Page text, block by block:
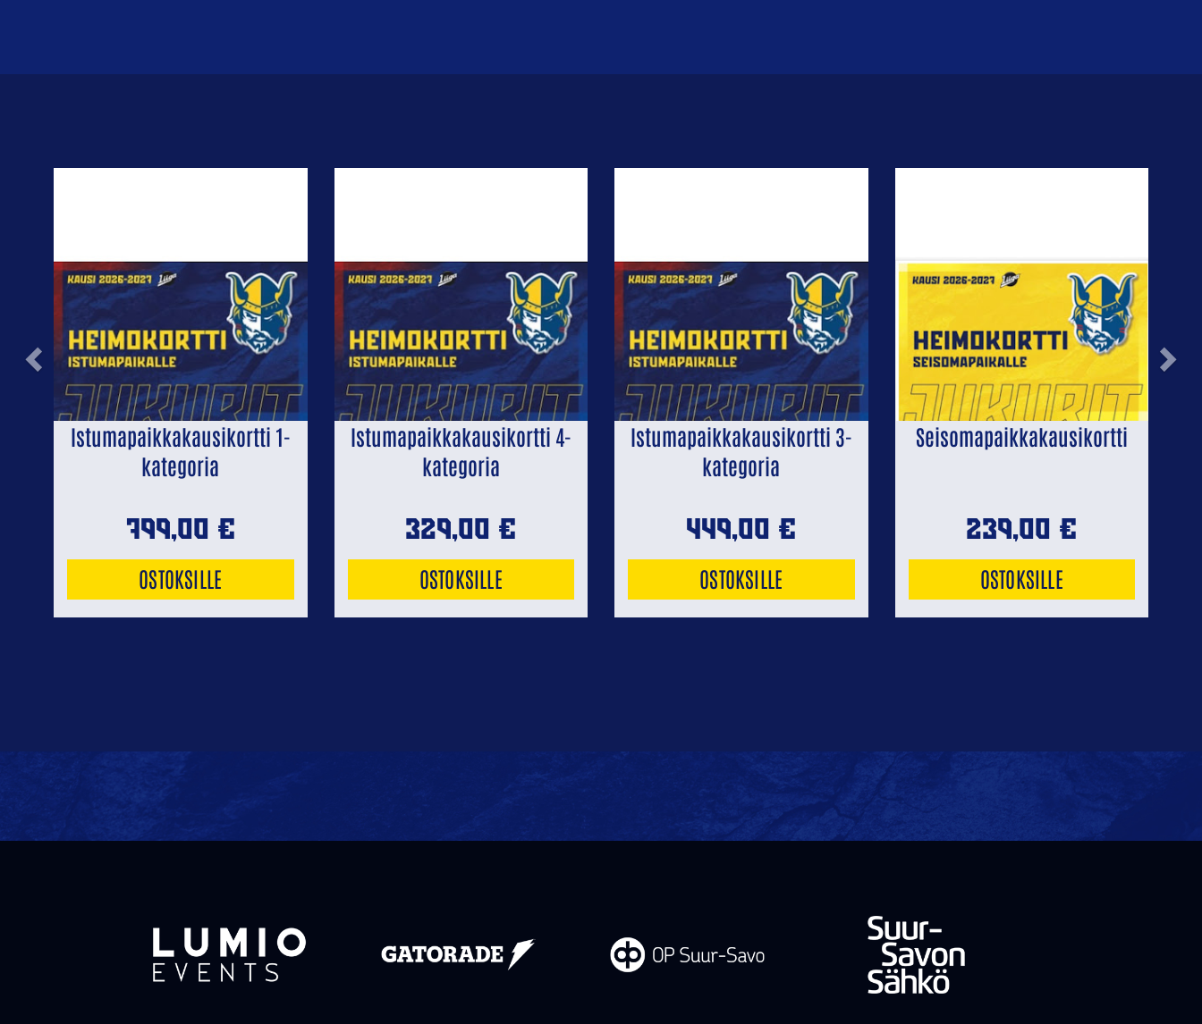
Istumapaikkakausikortti 1-
kategoria
799,00 €
OSTOKSILLE
Istumapaikkakausikortti 4-
kategoria
329,00 €
OSTOKSILLE
Istumapaikkakausikortti 3-
kategoria
449,00 €
OSTOKSILLE
Seisomapaikkakausikortti
239,00 €
OSTOKSILLE
Previous